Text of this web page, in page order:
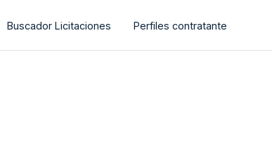
Buscador Licitaciones Perfiles contratante